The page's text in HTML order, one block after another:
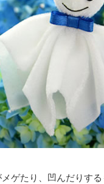
ゲたり、凹んだりす